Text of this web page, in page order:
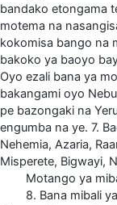
bandako etongama
motema na
kokomisa bango na
bakoko ya baoyo
Oyo ezali bana ya
bakangami oyo
pe bazongaki na
engumba na ye. 7.
Nehemia, Azaria,
Misperete, Bigwayi,
Motango ya
8. Bana mibali